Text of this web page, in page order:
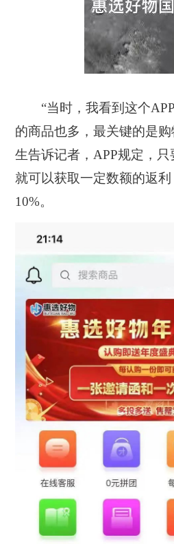
“当时，我看到这个
的商品也多，最关键的是
生告诉记者，APP规定，
就可以获取一定数额的返利
10%。